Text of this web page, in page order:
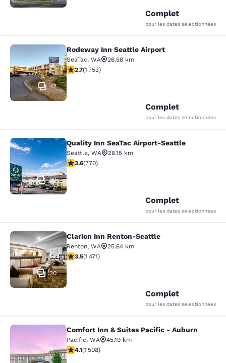
Complet
pour les dates sélectionnées
Rodeway Inn Seattle Airport
12
Rodeway Inn Seattle Airport
SeaTac, WA
26.58 km
2.68 étoiles. Moyen. 1753 commentaires
2.7(1 753)
Complet
pour les dates sélectionnées
Quality Inn SeaTac Airport-Seattle
29
Quality Inn SeaTac Airport-Seattle
Seattle, WA
28.15 km
3.65 étoiles. Bien. 770 commentaires
3.6(770)
Complet
pour les dates sélectionnées
Clarion Inn Renton-Seattle
30
Clarion Inn Renton-Seattle
Renton, WA
25.64 km
3.46 étoiles. Bien. 1471 commentaires
3.5(1 471)
Complet
pour les dates sélectionnées
Comfort Inn & Suites Pacific -
Comfort Inn & Suites Pacific - Auburn
Pacific, WA
45.19 km
4.09 étoiles. Très Bien. 1508 commentaires
4.1(1 508)